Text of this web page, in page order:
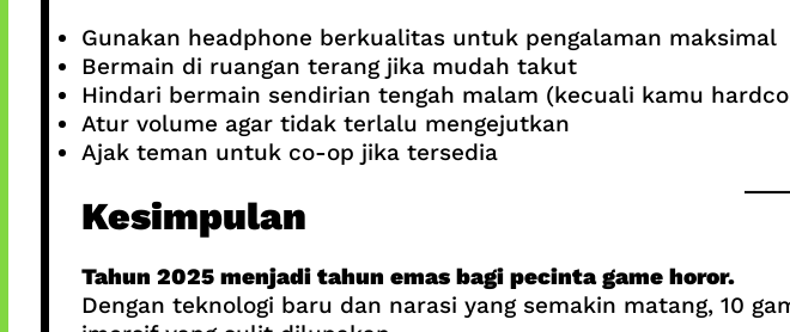
Gunakan headphone berkualitas untuk pengalaman maksimal
Bermain di ruangan terang jika mudah takut
Hindari bermain sendirian tengah malam (kecuali kamu
Atur volume agar tidak terlalu mengejutkan
Ajak teman untuk co-op jika tersedia
Kesimpulan
Tahun 2025 menjadi tahun emas bagi pecinta game horor.
Dengan teknologi baru dan narasi yang semakin matang, 10